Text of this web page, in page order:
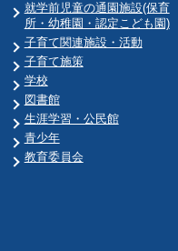
就学前児童の通園施設(保育
所・幼稚園・認定こども園)
子育て関連施設・活動
子育て施策
学校
図書館
生涯学習・公民館
青少年
教育委員会